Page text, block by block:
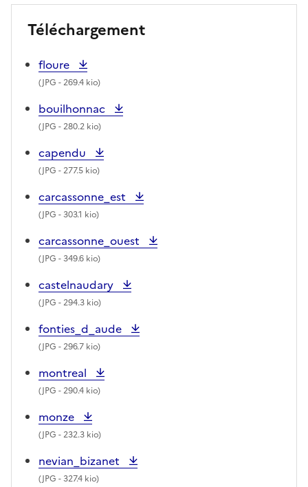
Téléchargement
floure
(JPG - 269.4 kio)
bouilhonnac
(JPG - 280.2 kio)
capendu
(JPG - 277.5 kio)
carcassonne_est
(JPG - 303.1 kio)
carcassonne_ouest
(JPG - 349.6 kio)
castelnaudary
(JPG - 294.3 kio)
fonties_d_aude
(JPG - 296.7 kio)
montreal
(JPG - 290.4 kio)
monze
(JPG - 232.3 kio)
nevian_bizanet
(JPG - 327.4 kio)